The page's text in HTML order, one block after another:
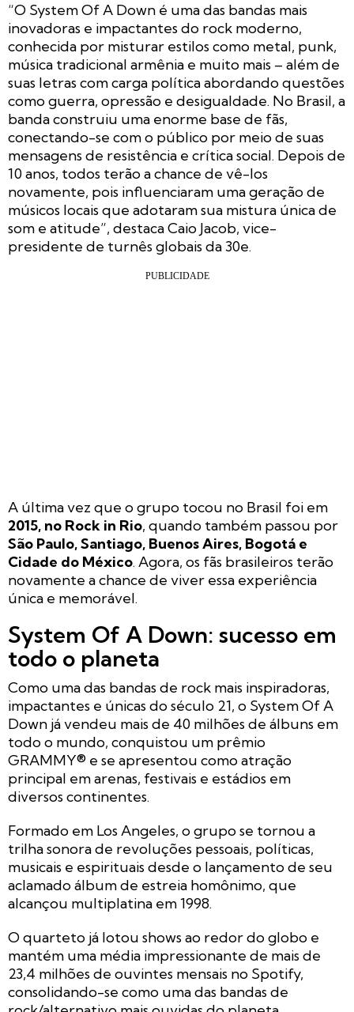
“O System Of A Down é uma das bandas mais
inovadoras e impactantes do rock moderno,
conhecida por misturar estilos como metal, punk,
música tradicional armênia e muito mais – além de
suas letras com carga política abordando questões
como guerra, opressão e desigualdade. No Brasil, a
banda construiu uma enorme base de fãs,
conectando-se com o público por meio de suas
mensagens de resistência e crítica social. Depois de
10 anos, todos terão a chance de vê-los
novamente, pois influenciaram uma geração de
músicos locais que adotaram sua mistura única de
som e atitude”, destaca Caio Jacob, vice-
presidente de turnês globais da 30e.
A última vez que o grupo tocou no Brasil foi em
2015, no Rock in Rio, quando também passou por
São Paulo, Santiago, Buenos Aires, Bogotá e
Cidade do México. Agora, os fãs brasileiros terão
novamente a chance de viver essa experiência
única e memorável.
System Of A Down: sucesso em
todo o planeta
Como uma das bandas de rock mais inspiradoras,
impactantes e únicas do século 21, o System Of A
Down já vendeu mais de 40 milhões de álbuns em
todo o mundo, conquistou um prêmio
GRAMMY® e se apresentou como atração
principal em arenas, festivais e estádios em
diversos continentes.
Formado em Los Angeles, o grupo se tornou a
trilha sonora de revoluções pessoais, políticas,
musicais e espirituais desde o lançamento de seu
aclamado álbum de estreia homônimo, que
alcançou multiplatina em 1998.
O quarteto já lotou shows ao redor do globo e
mantém uma média impressionante de mais de
23,4 milhões de ouvintes mensais no Spotify,
consolidando-se como uma das bandas de